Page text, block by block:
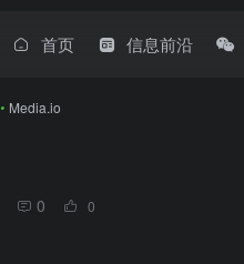
首页 信息前沿
• Media.io
0 0